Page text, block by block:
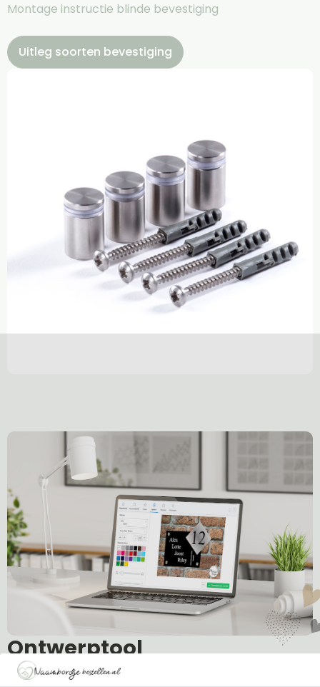
Montage instructie blinde bevestiging
Uitleg soorten bevestiging
Ontwerptool